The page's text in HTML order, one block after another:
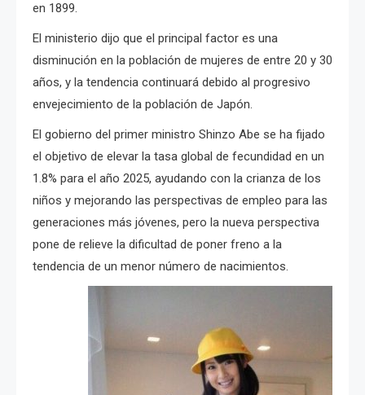
en 1899.
El ministerio dijo que el principal factor es una
disminución en la población de mujeres de entre 20 y 30
años, y la tendencia continuará debido al progresivo
envejecimiento de la población de Japón.
El gobierno del primer ministro Shinzo Abe se ha fijado
el objetivo de elevar la tasa global de fecundidad en un
1.8% para el año 2025, ayudando con la crianza de los
niños y mejorando las perspectivas de empleo para las
generaciones más jóvenes, pero la nueva perspectiva
pone de relieve la dificultad de poner freno a la
tendencia de un menor número de nacimientos.